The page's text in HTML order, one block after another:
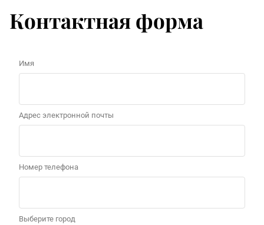
Контактная форма
Имя
Адрес электронной почты
Номер телефона
Выберите город